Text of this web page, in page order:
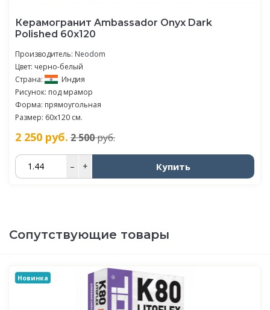
Керамогранит Ambassador Onyx Dark
Polished 60x120
Производитель: Neodom
Цвет: черно-белый
Страна:
Индия
Рисунок: под мрамор
Форма: прямоугольная
Размер: 60x120 см.
2 250 руб. 2 500руб.
– + Купить
Сопутствующие товары
Новинка